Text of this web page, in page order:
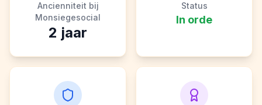
Ancienniteit bij
Monsiegesocial
2 jaar
Status
In orde